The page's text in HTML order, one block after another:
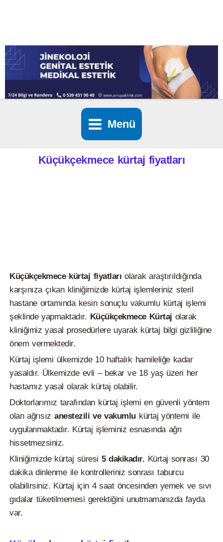
Menü
Küçükçekmece kürtaj fiyatları
Küçükçekmece kürtaj fiyatları olarak araştırıldığında
karşınıza çıkan kliniğimizde kürtaj işlemleriniz steril
hastane ortamında kesin sonuçlu vakumlu kürtaj işlemi
şeklinde yapmaktadır. KüçükçekmeceKürtaj olarak
kliniğimiz yasal prosedürlere uyarak kürtaj bilgi gizliliğine
önem vermektedir.
Kürtaj işlemi ülkemizde 10 haftalık hamileliğe kadar
yasaldır. Ülkemizde evli – bekar ve 18 yaş üzeri her
hastamız yasal olarak kürtaj olabilir.
Doktorlarımız tarafından kürtaj işlemi en güvenli yöntem
olan ağrısızanestezili ve vakumlukürtaj yöntemi ile
uygulanmaktadır. Kürtaj işleminiz esnasında ağrı
hissetmezsiniz.
Kliniğimizde kürtaj süresi 5 dakikadır. Kürtaj sonrası 30
dakika dinlenme ile kontrolleriniz sonrası taburcu
olabilirsiniz. Kürtaj için 4 saat öncesinden yemek ve sıvı
gıdalar tüketilmemesi gerektiğini unutmamanızda fayda
var.